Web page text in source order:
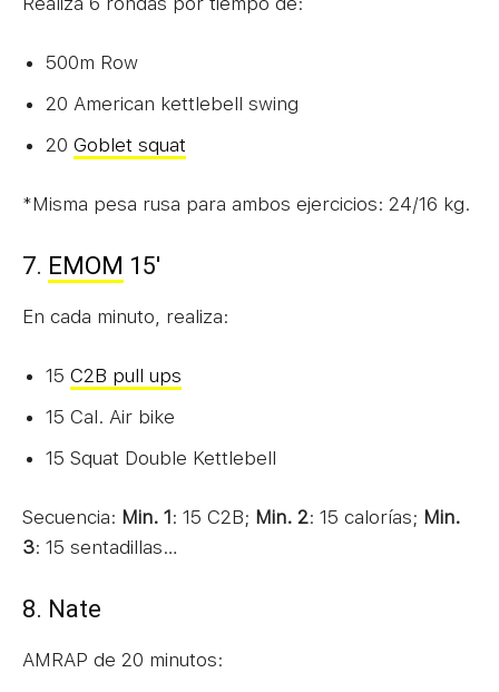
500m Row
20 American kettlebell swing
20 Goblet squat
*Misma pesa rusa para ambos ejercicios: 24/16 kg.
7. EMOM 15′
En cada minuto, realiza:
15 C2B pull ups
15 Cal. Air bike
15 Squat Double Kettlebell
Secuencia: Min. 1: 15 C2B; Min. 2: 15 calorías; Min.
3: 15 sentadillas…
8. Nate
AMRAP de 20 minutos: